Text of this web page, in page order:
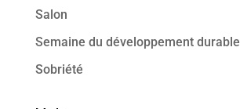
Salon
Semaine du développement durable
Sobriété